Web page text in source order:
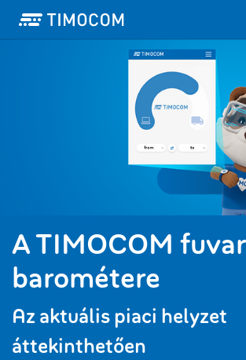
A TIMOCOM
barométere
Az aktuális piaci helyzet
áttekinthetően